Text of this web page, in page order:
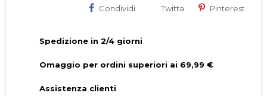
Condividi Twitta Pinterest
Spedizione in 2/4 giorni
Omaggio per ordini superiori ai 69,99 €
Assistenza clienti